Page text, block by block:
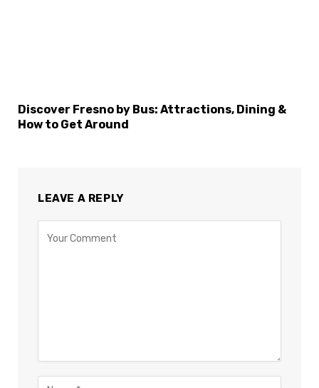
Discover Fresno by Bus: Attractions, Dining &
How to Get Around
LEAVE A REPLY